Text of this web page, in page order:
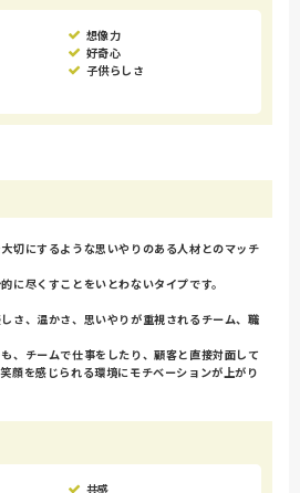
想像力
好奇心
子供らしさ
切にするような思いやりのある人材とのマッチ
に尽くすことをいとわないタイプです。
さ、温かさ、思いやりが重視されるチーム、職
、チームで仕事をしたり、顧客と直接対面して
顔を感じられる環境にモチベーションが上がり
共感